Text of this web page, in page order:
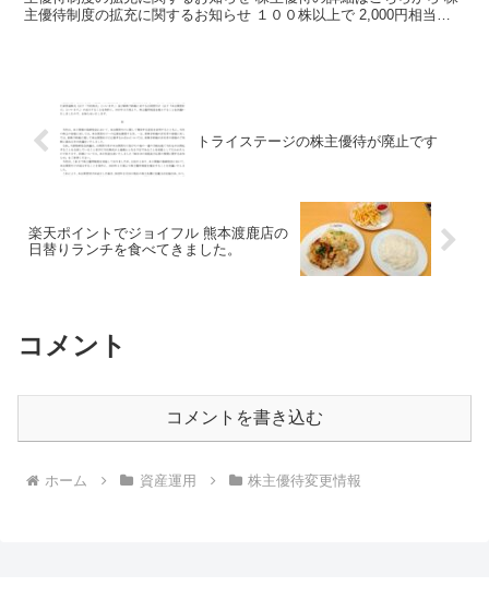
主優待制度の拡充に関するお知らせ １００株以上で 2,000円相当の
トライステージの株主優待が廃止です
楽天ポイントでジョイフル 熊本渡鹿店の
日替りランチを食べてきました。
コメント
コメントを書き込む
ホーム 資産運用 株主優待変更情報